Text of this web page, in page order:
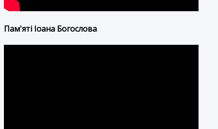
Пам'яті Іоана Богослова